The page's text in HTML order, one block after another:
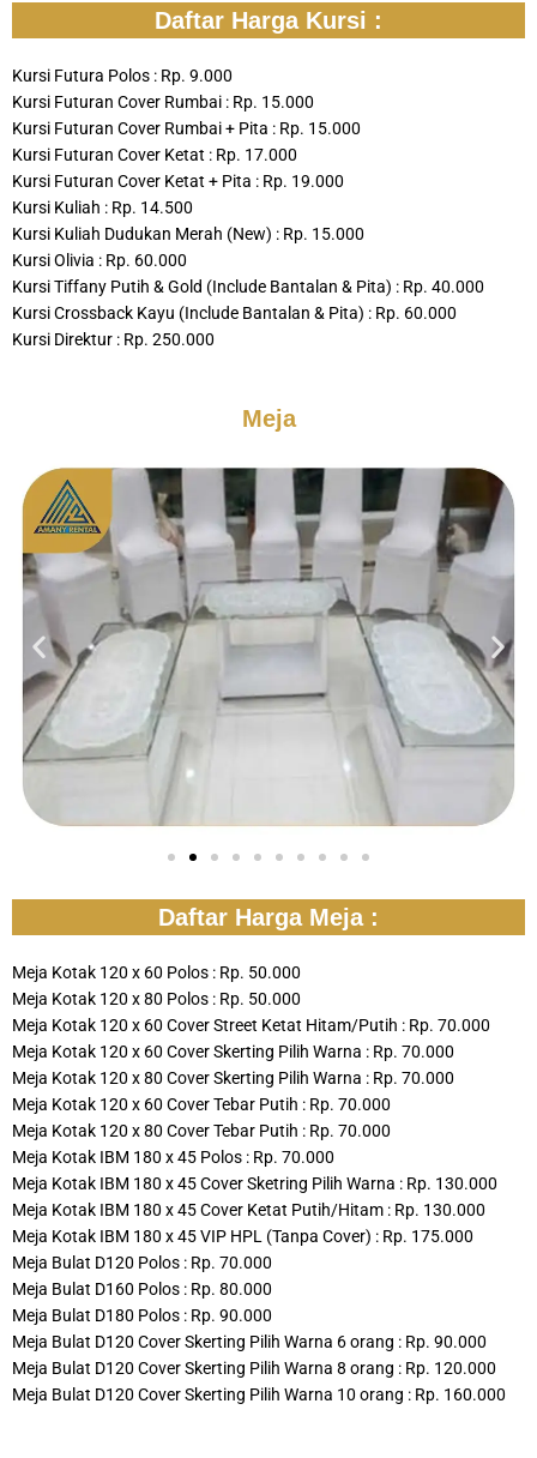
Daftar Harga Kursi :
Kursi Futura Polos : Rp. 9.000
Kursi Futuran Cover Rumbai : Rp. 15.000
Kursi Futuran Cover Rumbai + Pita : Rp. 15.000
Kursi Futuran Cover Ketat : Rp. 17.000
Kursi Futuran Cover Ketat + Pita : Rp. 19.000
Kursi Kuliah : Rp. 14.500
Kursi Kuliah Dudukan Merah (New) : Rp. 15.000
Kursi Olivia : Rp. 60.000
Kursi Tiffany Putih & Gold (Include Bantalan & Pita) : Rp. 40.000
Kursi Crossback Kayu (Include Bantalan & Pita) : Rp. 60.000
Kursi Direktur : Rp. 250.000
Meja
Daftar Harga Meja :
Meja Kotak 120 x 60 Polos : Rp. 50.000
Meja Kotak 120 x 80 Polos : Rp. 50.000
Meja Kotak 120 x 60 Cover Street Ketat Hitam/Putih : Rp. 70.000
Meja Kotak 120 x 60 Cover Skerting Pilih Warna : Rp. 70.000
Meja Kotak 120 x 80 Cover Skerting Pilih Warna : Rp. 70.000
Meja Kotak 120 x 60 Cover Tebar Putih : Rp. 70.000
Meja Kotak 120 x 80 Cover Tebar Putih : Rp. 70.000
Meja Kotak IBM 180 x 45 Polos : Rp. 70.000
Meja Kotak IBM 180 x 45 Cover Sketring Pilih Warna : Rp. 130.000
Meja Kotak IBM 180 x 45 Cover Ketat Putih/Hitam : Rp. 130.000
Meja Kotak IBM 180 x 45 VIP HPL (Tanpa Cover) : Rp. 175.000
Meja Bulat D120 Polos : Rp. 70.000
Meja Bulat D160 Polos : Rp. 80.000
Meja Bulat D180 Polos : Rp. 90.000
Meja Bulat D120 Cover Skerting Pilih Warna 6 orang : Rp. 90.000
Meja Bulat D120 Cover Skerting Pilih Warna 8 orang : Rp. 120.000
Meja Bulat D120 Cover Skerting Pilih Warna 10 orang : Rp. 160.000